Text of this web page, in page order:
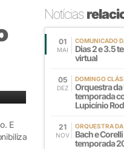
E
Notícias
01
MAI
COMUNICADO
Dias 2 e 3.5
virtual
05
DEZ
DOMINGO
Orquestra
temporada
Lupicínio
21
NOV
ORQUESTRA
Bach e
temporada